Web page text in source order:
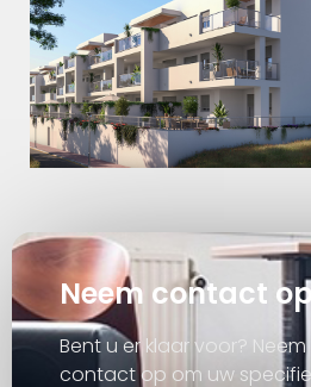
Neem contact
Bent u er klaar voor?
contact op om uw